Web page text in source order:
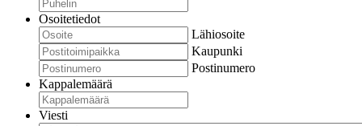
Osoitetiedot
Lähiosoite
Kaupunki
Postinumero
Kappalemäärä
Viesti